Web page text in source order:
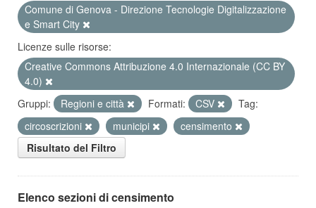
Comune di Genova - Direzione Tecnologie Digitalizzazione
e Smart City
Licenze sulle risorse:
Creative Commons Attribuzione 4.0 Internazionale (CC BY
4.0)
Gruppi:
Regioni e città Formati: CSV
Tag:
circoscrizioni
municipi
censimento
Risultato del Filtro
Elenco sezioni di censimento